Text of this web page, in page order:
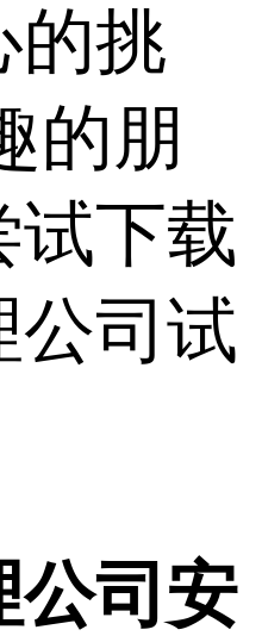
的挑
的朋
试下载
公司试
公司安